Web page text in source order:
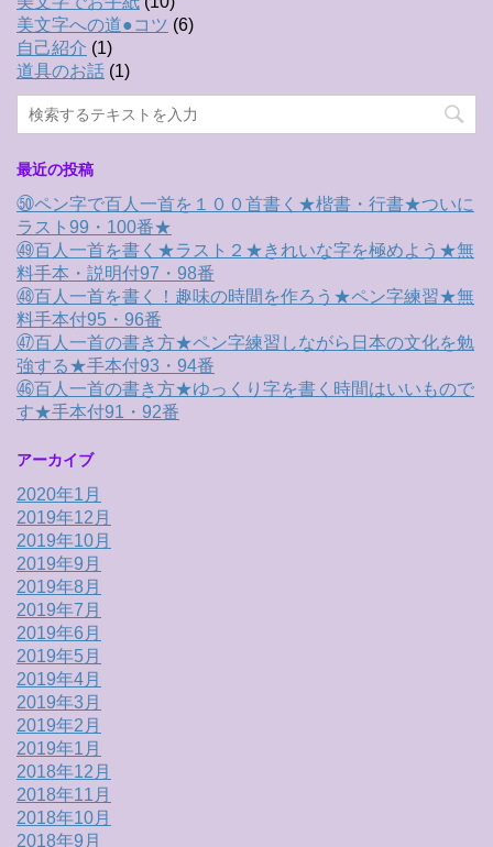
美文字への道●コツ (6)
自己紹介 (1)
道具のお話 (1)
最近の投稿
㊿ペン字で百人一首を１００首書く★楷書・行書★ついに
ラスト99・100番★
㊾百人一首を書く★ラスト２★きれいな字を極めよう★無
料手本・説明付97・98番
㊽百人一首を書く！趣味の時間を作ろう★ペン字練習★無
料手本付95・96番
㊼百人一首の書き方★ペン字練習しながら日本の文化を勉
強する★手本付93・94番
㊻百人一首の書き方★ゆっくり字を書く時間はいいもので
す★手本付91・92番
アーカイブ
2020年1月
2019年12月
2019年10月
2019年9月
2019年8月
2019年7月
2019年6月
2019年5月
2019年4月
2019年3月
2019年2月
2019年1月
2018年12月
2018年11月
2018年10月
2018年9月